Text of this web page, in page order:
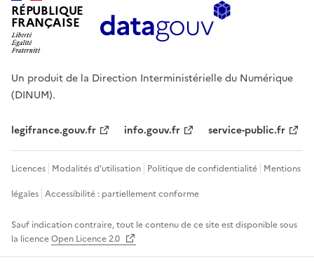
RÉPUBLIQUE
FRANÇAISE
Un produit de la Direction Interministérielle du Numérique
(DINUM).
legifrance.gouv.fr info.gouv.fr service-public.fr
Licences Modalités d'utilisation Politique de confidentialité Mentions
légales Accessibilité : partiellement conforme
Sauf indication contraire, tout le contenu de ce site est disponible sous
la licenceOpen Licence 2.0